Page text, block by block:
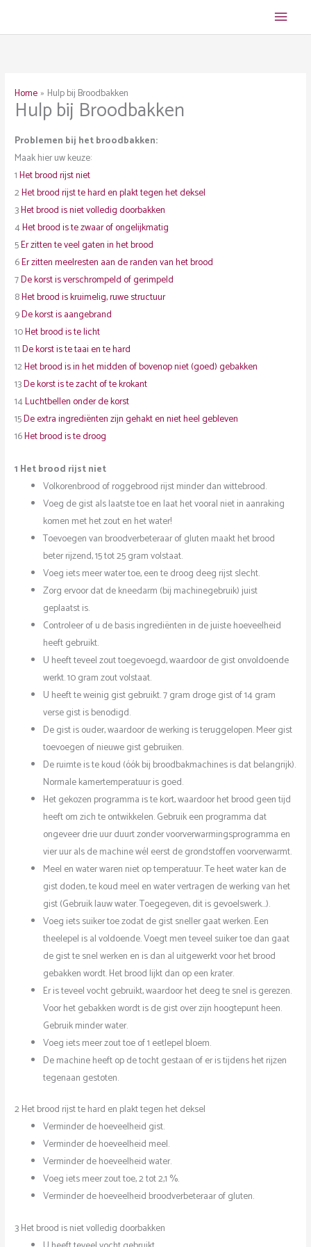
Home Hulp bij Broodbakken
Hulp bij Broodbakken
Problemen bij het broodbakken:
Maak hier uw keuze:
1Het brood rijst niet
2Het brood rijst te hard en plakt tegen het deksel
3Het brood is niet volledig doorbakken
4Het brood is te zwaar of ongelijkmatig
5Er zitten te veel gaten in het brood
6Er zitten meelresten aan de randen van het brood
7De korst is verschrompeld of gerimpeld
8Het brood is kruimelig, ruwe structuur
9De korst is aangebrand
10Het brood is te licht
11De korst is te taai en te hard
12Het brood is in het midden of bovenop niet (goed) gebakken
13De korst is te zacht of te krokant
14Luchtbellen onder de korst
15De extra ingrediënten zijn gehakt en niet heel gebleven
16Het brood is te droog
1 Het brood rijst niet
Volkorenbrood of roggebrood rijst minder dan wittebrood.
Voeg de gist als laatste toe en laat het vooral niet in aanraking
komen met het zout en het water!
Toevoegen van broodverbeteraar of gluten maakt het brood
beter rijzend, 15 tot 25 gram volstaat.
Voeg iets meer water toe, een te droog deeg rijst slecht.
Zorg ervoor dat de kneedarm (bij machinegebruik) juist
geplaatst is.
Controleer of u de basis ingrediënten in de juiste hoeveelheid
heeft gebruikt.
U heeft teveel zout toegevoegd, waardoor de gist onvoldoende
werkt. 10 gram zout volstaat.
U heeft te weinig gist gebruikt. 7 gram droge gist of 14 gram
verse gist is benodigd.
De gist is ouder, waardoor de werking is teruggelopen. Meer gist
toevoegen of nieuwe gist gebruiken.
De ruimte is te koud (óók bij broodbakmachines is dat belangrijk).
Normale kamertemperatuur is goed.
Het gekozen programma is te kort, waardoor het brood geen tijd
heeft om zich te ontwikkelen. Gebruik een programma dat
ongeveer drie uur duurt zonder voorverwarmingsprogramma en
vier uur als de machine wél eerst de grondstoffen voorverwarmt.
Meel en water waren niet op temperatuur. Te heet water kan de
gist doden, te koud meel en water vertragen de werking van het
gist (Gebruik lauw water. Toegegeven, dit is gevoelswerk…).
Voeg iets suiker toe zodat de gist sneller gaat werken. Een
theelepel is al voldoende. Voegt men teveel suiker toe dan gaat
de gist te snel werken en is dan al uitgewerkt voor het brood
gebakken wordt. Het brood lijkt dan op een krater.
Er is teveel vocht gebruikt, waardoor het deeg te snel is gerezen.
Voor het gebakken wordt is de gist over zijn hoogtepunt heen.
Gebruik minder water.
Voeg iets meer zout toe of 1 eetlepel bloem.
De machine heeft op de tocht gestaan of er is tijdens het rijzen
tegenaan gestoten.
2 Het brood rijst te hard en plakt tegen het deksel
Verminder de hoeveelheid gist.
Verminder de hoeveelheid meel.
Verminder de hoeveelheid water.
Voeg iets meer zout toe, 2 tot 2,1 %.
Verminder de hoeveelheid broodverbeteraar of gluten.
3 Het brood is niet volledig doorbakken